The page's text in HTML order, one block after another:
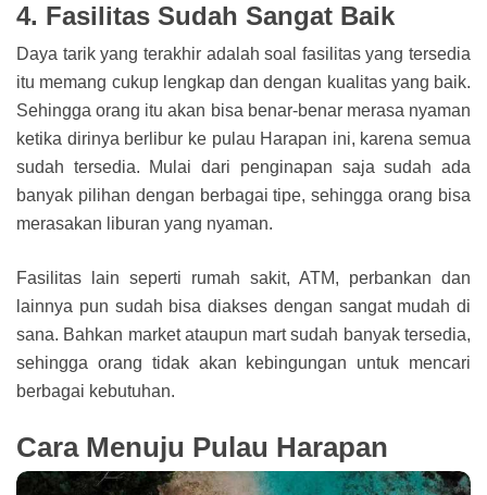
4. Fasilitas Sudah Sangat Baik
Daya tarik yang terakhir adalah soal fasilitas yang tersedia
itu memang cukup lengkap dan dengan kualitas yang baik.
Sehingga orang itu akan bisa benar-benar merasa nyaman
ketika dirinya berlibur ke pulau Harapan ini, karena semua
sudah tersedia. Mulai dari penginapan saja sudah ada
banyak pilihan dengan berbagai tipe, sehingga orang bisa
merasakan liburan yang nyaman.
Fasilitas lain seperti rumah sakit, ATM, perbankan dan
lainnya pun sudah bisa diakses dengan sangat mudah di
sana. Bahkan market ataupun mart sudah banyak tersedia,
sehingga orang tidak akan kebingungan untuk mencari
berbagai kebutuhan.
Cara Menuju Pulau Harapan